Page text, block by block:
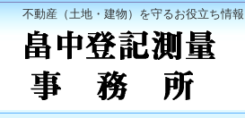
不動産（土地・建物）を守るお役立ち情報